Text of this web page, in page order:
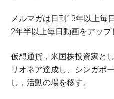
メルマガは日刊13年以上毎
2年半以上毎日動画をアップ
仮想通貨，米国株投資家と
リオネア達成し、シンガポ
し，活動の場を移す。